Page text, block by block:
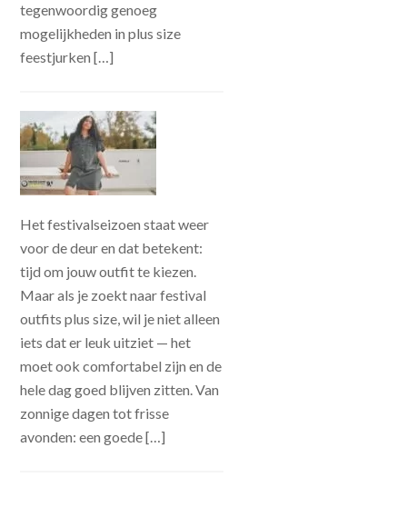
tegenwoordig genoeg
mogelijkheden in plus size
feestjurken […]
Het festivalseizoen staat weer
voor de deur en dat betekent:
tijd om jouw outfit te kiezen.
Maar als je zoekt naar festival
outfits plus size, wil je niet alleen
iets dat er leuk uitziet — het
moet ook comfortabel zijn en de
hele dag goed blijven zitten. Van
zonnige dagen tot frisse
avonden: een goede […]